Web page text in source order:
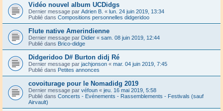
Vidéo nouvel album UCDidgs
Dernier message par Adrien B. « lun. 24 juin 2019, 13:34
Publié dans Compositions personnelles didgeridoo
Flute native Amerindienne
Dernier message par Didier « sam. 08 juin 2019, 12:44
Publié dans Brico-didge
Didgeridoo D# Burton didj Ré
Dernier message par jachjonson « mar. 04 juin 2019, 7:45
Publié dans Petites annonces
covoiturage pour le Nomadidg 2019
Dernier message par véfoun « jeu. 16 mai 2019, 5:58
Publié dans Concerts - Evénements - Rassemblements - Festivals (sauf
Airvault)